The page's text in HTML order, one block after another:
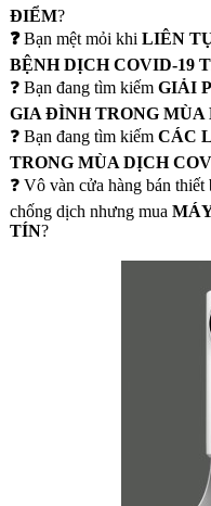
ĐIỂM?
❓Bạn mệt mỏi khi LIÊN
BỆNH DỊCH COVID-19
❓ Bạn đang tìm kiếm GIẢI
GIA ĐÌNH TRONG MÙA
❓ Bạn đang tìm kiếm CÁC
TRONG MÙA DỊCH
❓ Vô vàn cửa hàng bán
chống dịch nhưng mua
TÍN?